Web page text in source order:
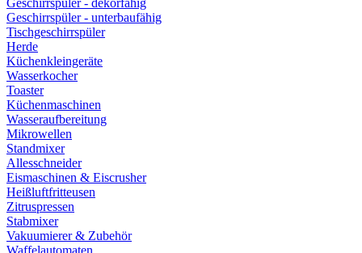
Geschirrspüler - dekorfähig
Geschirrspüler - unterbaufähig
Tischgeschirrspüler
Herde
Küchenkleingeräte
Wasserkocher
Toaster
Küchenmaschinen
Wasseraufbereitung
Mikrowellen
Standmixer
Allesschneider
Eismaschinen & Eiscrusher
Heißluftfritteusen
Zitruspressen
Stabmixer
Vakuumierer & Zubehör
Waffelautomaten